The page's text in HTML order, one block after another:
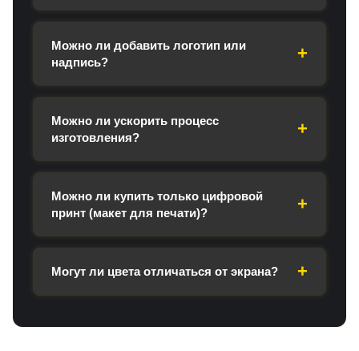
Можно ли добавить логотип или
надпись?
Можно ли ускорить процесс
изготовления?
Можно ли купить только цифровой
принт (макет для печати)?
Могут ли цвета отличаться от экрана?